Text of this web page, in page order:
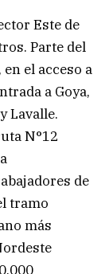
Este de
Parte del
el acceso a
a Goya,
Lavalle.
N°12
de
tramo
más